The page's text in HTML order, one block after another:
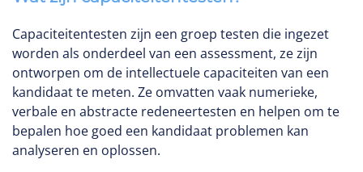
Capaciteitentesten zijn een groep testen die ingezet
worden als onderdeel van een assessment, ze zijn
ontworpen om de intellectuele capaciteiten van een
kandidaat te meten. Ze omvatten vaak numerieke,
verbale en abstracte redeneertesten en helpen om te
bepalen hoe goed een kandidaat problemen kan
analyseren en oplossen.